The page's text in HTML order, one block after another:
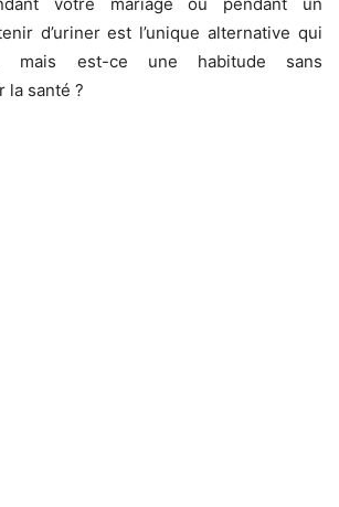
votre mariage ou pendant un
d’uriner est l’unique alternative qui
mais est-ce une habitude sans
la santé ?